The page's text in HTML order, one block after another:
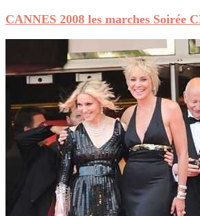
CANNES 2008 les marches Soirée